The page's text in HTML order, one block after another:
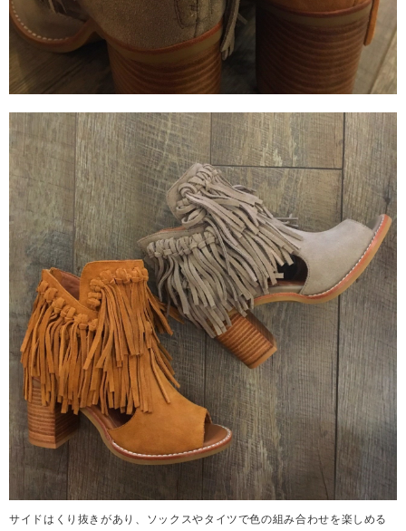
サイドはくり抜きがあり、ソックスやタイツで色の組み合わせを楽しめる